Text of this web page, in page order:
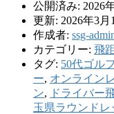
公開済み: 2026
更新: 2026年3月
作成者: ssg-
カテゴリー: 飛
タグ: 50代ゴル
ー, オンライン
ン, ドライバー
玉県ラウンドレ